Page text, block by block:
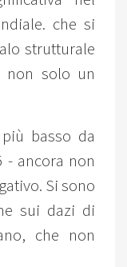
che si
strutturale
non solo un
basso da
- ancora non
Si sono
sui dazi di
che non